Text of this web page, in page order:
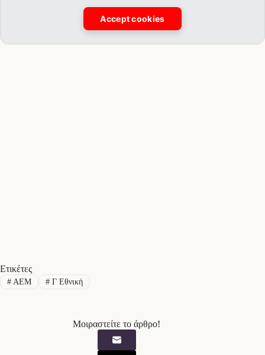
Accept cookies
Ετικέτες
#ΑΕΜ #Γ Εθνική
Μοιραστείτε το άρθρο!